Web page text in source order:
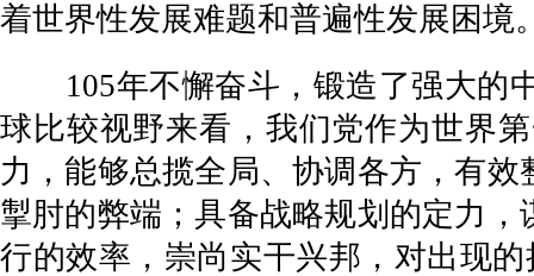
着世界性发展难题和普遍性发展困境
105年不懈奋斗，锻造了强大的中
球比较视野来看，我们党作为世界
力，能够总揽全局、协调各方，有
掣肘的弊端；具备战略规划的定力
行的效率，崇尚实干兴邦，对出现